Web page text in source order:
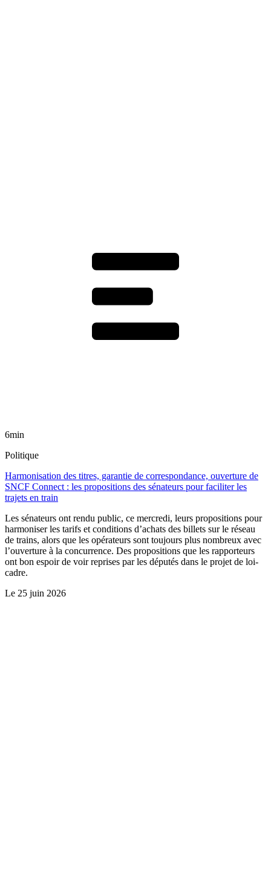
6min
Politique
Harmonisation des titres, garantie de correspondance, ouverture de
SNCF Connect : les propositions des sénateurs pour faciliter les
trajets en train
Les sénateurs ont rendu public, ce mercredi, leurs propositions pour
harmoniser les tarifs et conditions d’achats des billets sur le réseau
de trains, alors que les opérateurs sont toujours plus nombreux avec
l’ouverture à la concurrence. Des propositions que les rapporteurs
ont bon espoir de voir reprises par les députés dans le projet de loi-
cadre.
Le 25 juin 2026